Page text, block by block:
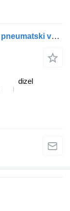
MAN TGX 18.440 (01.07-) 51041200025 pneumatski ventil za MAN TGL, TGM, TGS, TGX (2005-2021) kamiona
dizel